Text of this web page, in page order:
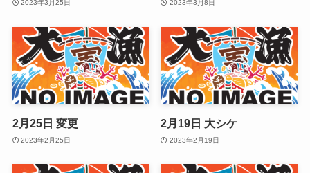
2023年3月25日 2023年3月8日
2月25日 変更
2023年2月25日
2月19日 大シケ
2023年2月19日